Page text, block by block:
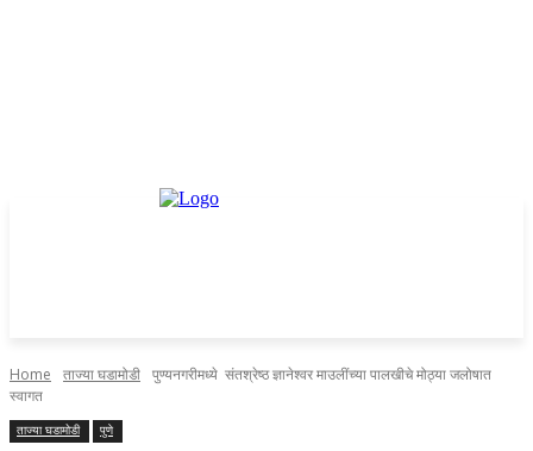
Home ताज्या घडामोडी पुण्यनगरीमध्ये संतश्रेष्ठ ज्ञानेश्वर माउलींच्या पालखीचे मोठ्या जलोषात
स्वागत
ताज्या घडामोडी पुणे